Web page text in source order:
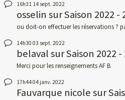
16h31 14 sept. 2022
osselin surSaison 2022 -
ou doit-on effectuer les réservations ?
14h30 03 sept. 2022
belavalsurSaison 2022 -
Merci pour les renseignements AF B
17h4404 janv. 2022
Fauvarque nicolesur